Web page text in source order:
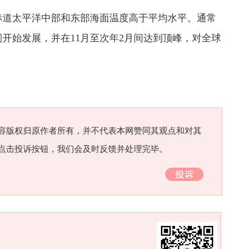
太平洋中部和东部海面温度高于平均水平。通常
始发展，并在11月至次年2月间达到顶峰，对全球
版权归原作者所有，并不代表本网赞同其观点和对其
投诉按钮，我们会及时反馈并处理完毕。